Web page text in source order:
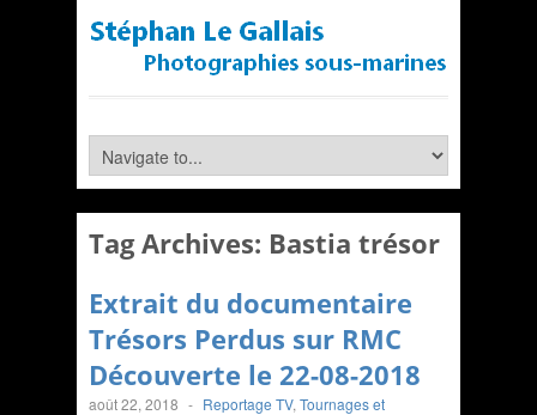
Tag Archives: Bastia trésor
Extrait du documentaire
Trésors Perdus sur RMC
Découverte le 22-08-2018
août 22, 2018 - Reportage TV, Tournages et